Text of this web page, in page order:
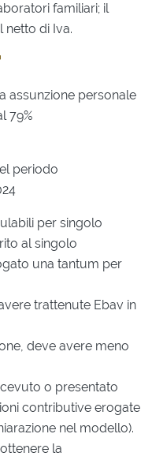
familiari; il
di Iva.
assunzione personale
79%
periodo
per singolo
al singolo
una tantum per
trattenute Ebav in
deve avere meno
o presentato
contributive erogate
nel modello).
la